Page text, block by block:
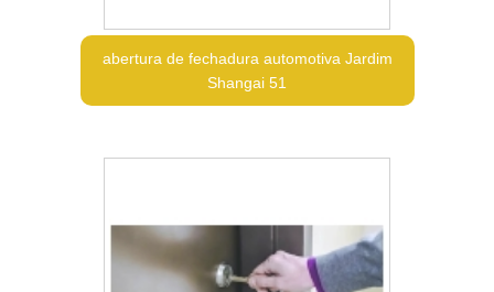
abertura de fechadura automotiva Jardim
Shangai 51